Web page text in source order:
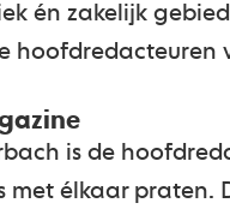
én zakelijk
hoofdredacteuren
is de
élkaar praten.